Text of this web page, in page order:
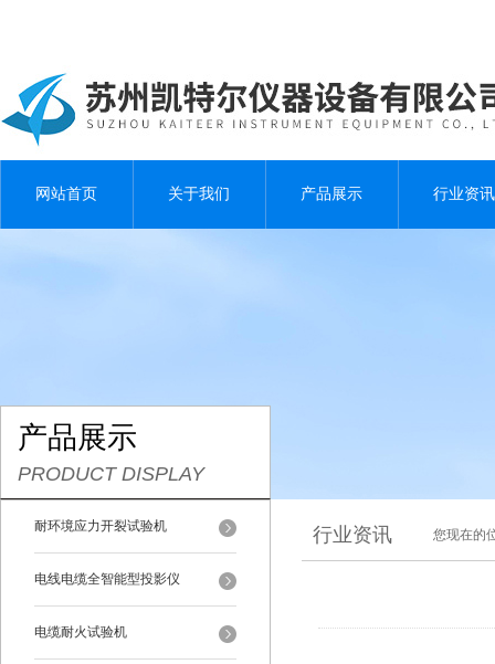
网站首页 关于我们 产品展示 行业资讯
产品展示
PRODUCT DISPLAY
耐环境应力开裂试验机
电线电缆全智能型投影仪
电缆耐火试验机
行业资讯 您现在的